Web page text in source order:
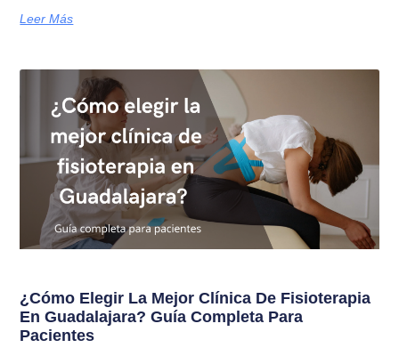
Leer Más
¿Cómo Elegir La Mejor Clínica De Fisioterapia
En Guadalajara? Guía Completa Para
Pacientes